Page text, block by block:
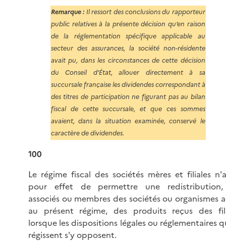
Remarque : Il ressort des conclusions du rapporteur
public relatives à la présente décision qu’en raison
de la réglementation spécifique applicable au
secteur des assurances, la société non-résidente
avait pu, dans les circonstances de cette décision
du Conseil d’État, allouer directement à sa
succursale française les dividendes correspondant à
des titres de participation ne figurant pas au bilan
fiscal de cette succursale, et que ces sommes
avaient, dans la situation examinée, conservé le
caractère de dividendes.
100
Le régime fiscal des sociétés mères et filiales
pour effet de permettre une
associés ou membres des sociétés ou organismes
au présent régime, des produits reçus des
lorsque les dispositions légales ou réglementaires
régissent s'y opposent.